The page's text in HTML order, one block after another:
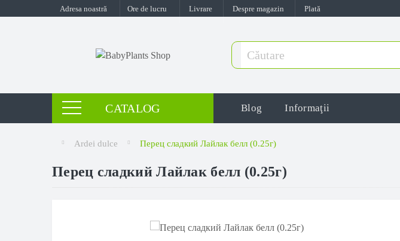
Adresa noastră Ore de lucru Livrare Despre magazin Plată
CATALOG Blog Informaţii
Ardei dulce Перец сладкий Лайлак белл (0.25г)
Перец сладкий Лайлак белл (0.25г)